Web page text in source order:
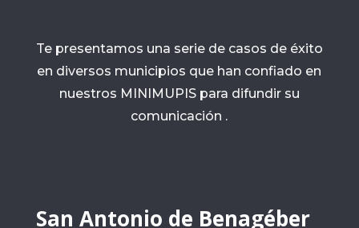
Te presentamos una serie de casos de éxito
en diversos municipios que han confiado en
nuestros MINIMUPIS para difundir su
comunicación .
San Antonio de Benagéber